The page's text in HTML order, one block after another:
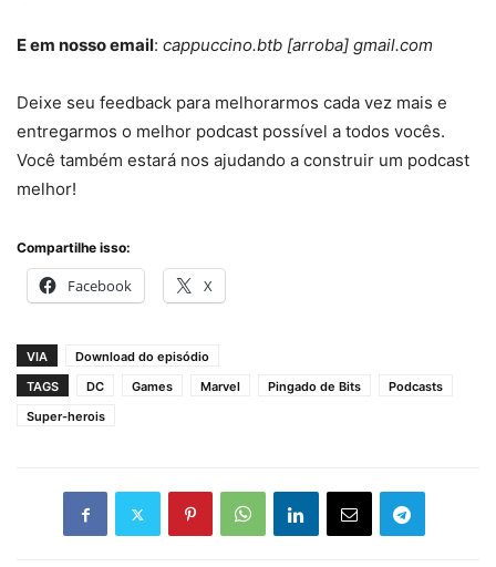
E em nosso email: cappuccino.btb [arroba] gmail.com
Deixe seu feedback para melhorarmos cada vez mais e
entregarmos o melhor podcast possível a todos vocês.
Você também estará nos ajudando a construir um podcast
melhor!
Compartilhe isso:
Facebook X
VIA
Download do episódio
TAGS
DC Games Marvel Pingado de Bits
Podcasts
Super-herois